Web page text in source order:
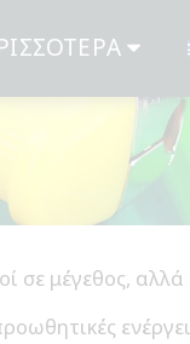
σε μέγεθος, αλλά